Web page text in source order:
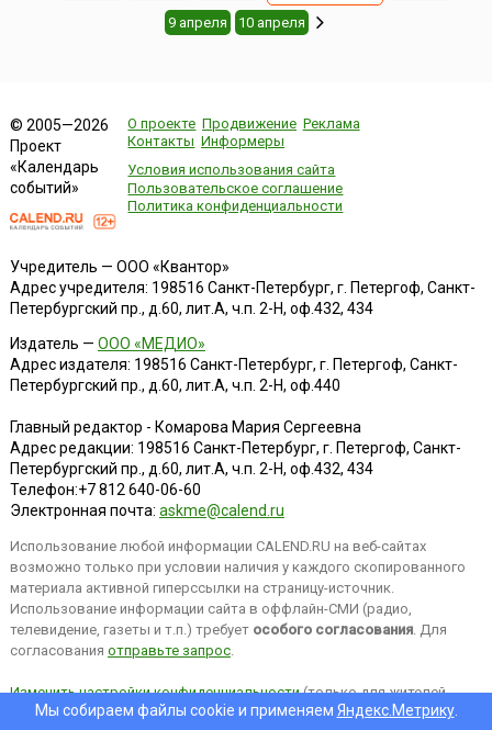
9 апреля 10 апреля
© 2005—2026
Проект
«Календарь
событий»
О проекте Продвижение Реклама
Контакты Информеры
Условия использования сайта
Пользовательское соглашение
Политика конфиденциальности
Учредитель — ООО «Квантор»
Адрес учредителя: 198516 Санкт-Петербург, г. Петергоф, Санкт-
Петербургский пр., д.60, лит.А, ч.п. 2-Н, оф.432, 434
Издатель — ООО «МЕДИО»
Адрес издателя: 198516 Санкт-Петербург, г. Петергоф, Санкт-
Петербургский пр., д.60, лит.А, ч.п. 2-Н, оф.440
Главный редактор - Комарова Мария Сергеевна
Адрес редакции: 198516 Санкт-Петербург, г. Петергоф, Санкт-
Петербургский пр., д.60, лит.А, ч.п. 2-Н, оф.432, 434
Телефон:+7 812 640-06-60
Электронная почта: askme@calend.ru
Использование любой информации CALEND.RU на веб-сайтах
возможно только при условии наличия у каждого скопированного
материала активной гиперссылки на страницу-источник.
Использование информации сайта в оффлайн-СМИ (радио,
телевидение, газеты и т.п.) требует особого согласования. Для
согласования отправьте запрос.
Изменить настройки конфиденциальности(только для жителей
EEA).Мы собираем файлы cookie и применяем Яндекс.Метрику.